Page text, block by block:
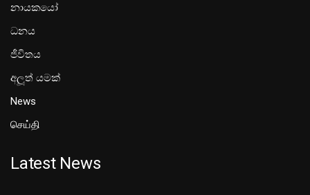
නායකයෝ
ධනය
ජීවිතය
අලූත් යමක්
News
செய்தி
Latest News